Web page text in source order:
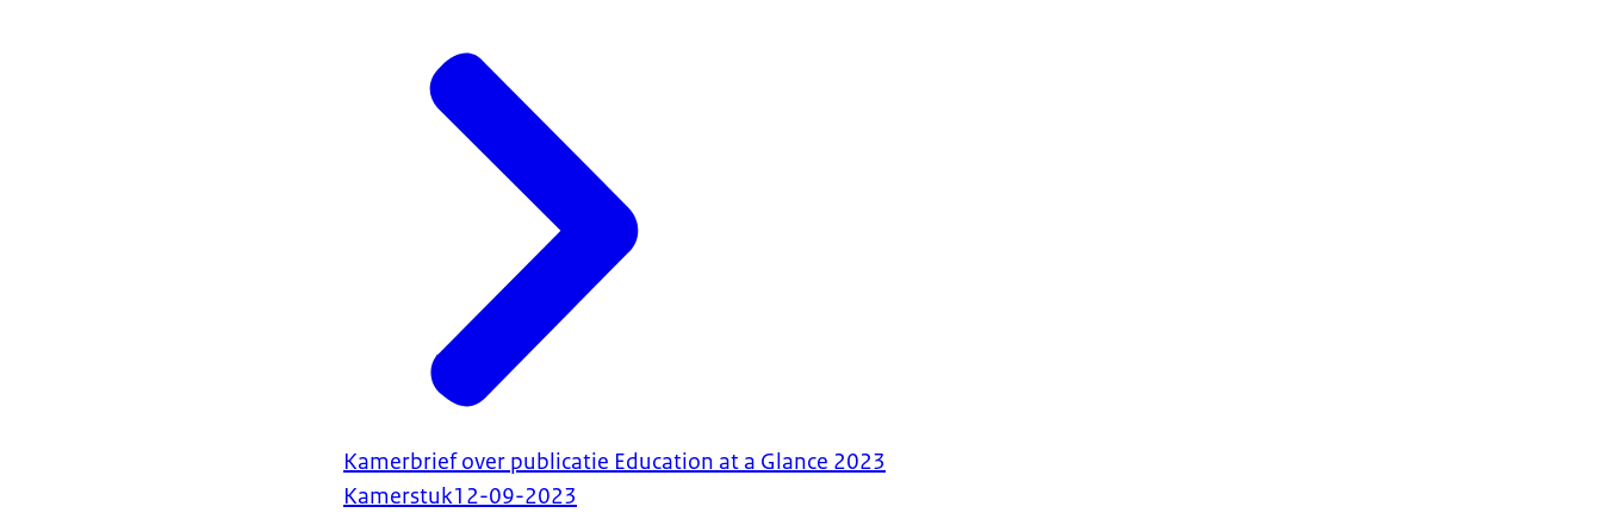
Kamerbrief over publicatie Education at a Glance 2023
Kamerstuk12-09-2023